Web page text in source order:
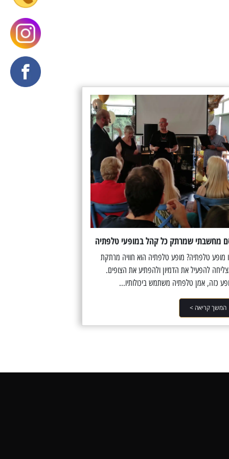
מחשבתי שמרתק כל קהל במופעי טלפתיה
מופע טלפתיה? מופע טלפתיה הוא חוויה מרתקת
להפעיל את הדמיון ולהפתיע את הצופים.
כזה, אמן טלפתיה משתמש ביכולותיו...
המשך קריאה >